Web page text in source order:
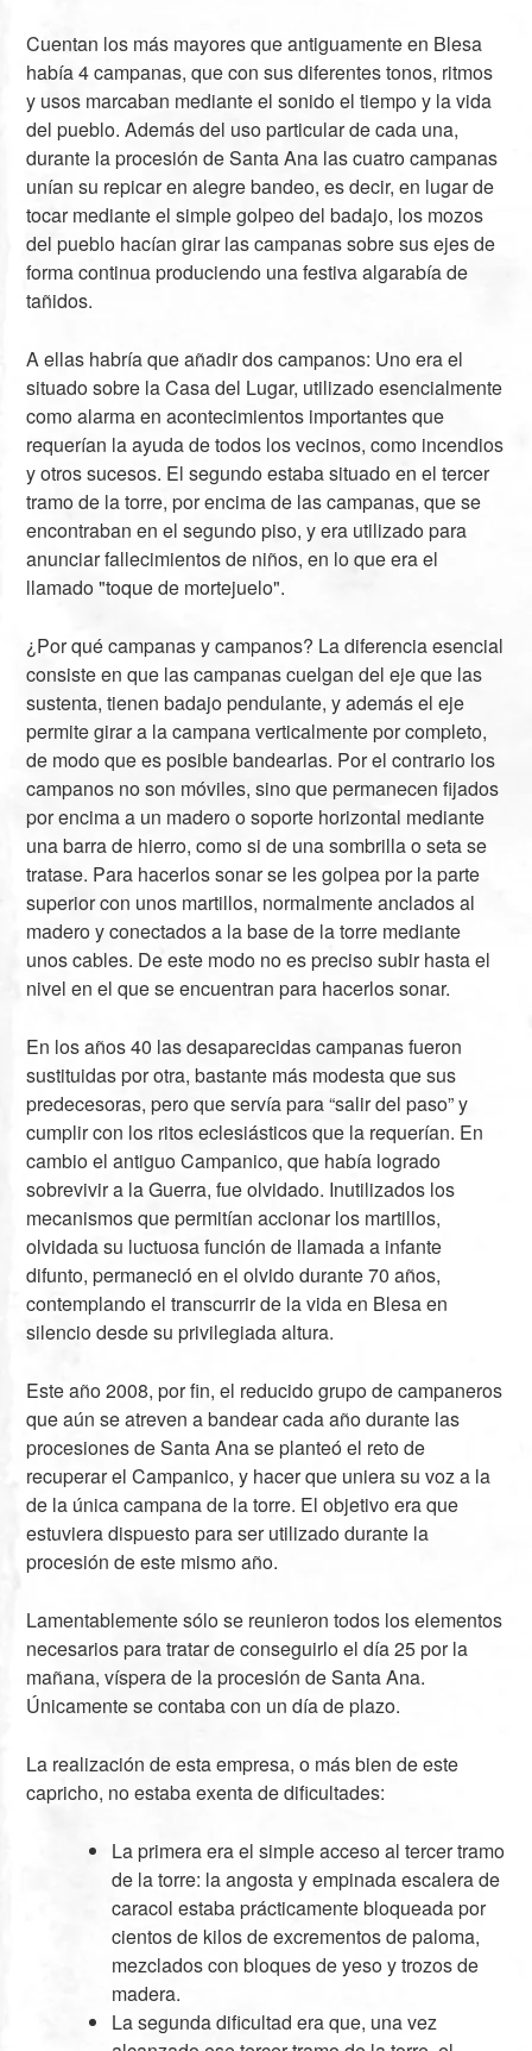
Cuentan los más mayores que antiguamente en Blesa
había 4 campanas, que con sus diferentes tonos, ritmos
y usos marcaban mediante el sonido el tiempo y la vida
del pueblo. Además del uso particular de cada una,
durante la procesión de Santa Ana las cuatro campanas
unían su repicar en alegre bandeo, es decir, en lugar de
tocar mediante el simple golpeo del badajo, los mozos
del pueblo hacían girar las campanas sobre sus ejes de
forma continua produciendo una festiva algarabía de
tañidos.
A ellas habría que añadir dos campanos: Uno era el
situado sobre la Casa del Lugar, utilizado esencialmente
como alarma en acontecimientos importantes que
requerían la ayuda de todos los vecinos, como incendios
y otros sucesos. El segundo estaba situado en el tercer
tramo de la torre, por encima de las campanas, que se
encontraban en el segundo piso, y era utilizado para
anunciar fallecimientos de niños, en lo que era el
llamado "toque de mortejuelo".
¿Por qué campanas y campanos? La diferencia esencial
consiste en que las campanas cuelgan del eje que las
sustenta, tienen badajo pendulante, y además el eje
permite girar a la campana verticalmente por completo,
de modo que es posible bandearlas. Por el contrario los
campanos no son móviles, sino que permanecen fijados
por encima a un madero o soporte horizontal mediante
una barra de hierro, como si de una sombrilla o seta se
tratase. Para hacerlos sonar se les golpea por la parte
superior con unos martillos, normalmente anclados al
madero y conectados a la base de la torre mediante
unos cables. De este modo no es preciso subir hasta el
nivel en el que se encuentran para hacerlos sonar.
En los años 40 las desaparecidas campanas fueron
sustituidas por otra, bastante más modesta que sus
predecesoras, pero que servía para “salir del paso” y
cumplir con los ritos eclesiásticos que la requerían. En
cambio el antiguo Campanico, que había logrado
sobrevivir a la Guerra, fue olvidado. Inutilizados los
mecanismos que permitían accionar los martillos,
olvidada su luctuosa función de llamada a infante
difunto, permaneció en el olvido durante 70 años,
contemplando el transcurrir de la vida en Blesa en
silencio desde su privilegiada altura.
Este año 2008, por fin, el reducido grupo de campaneros
que aún se atreven a bandear cada año durante las
procesiones de Santa Ana se planteó el reto de
recuperar el Campanico, y hacer que uniera su voz a la
de la única campana de la torre. El objetivo era que
estuviera dispuesto para ser utilizado durante la
procesión de este mismo año.
Lamentablemente sólo se reunieron todos los elementos
necesarios para tratar de conseguirlo el día 25 por la
mañana, víspera de la procesión de Santa Ana.
Únicamente se contaba con un día de plazo.
La realización de esta empresa, o más bien de este
capricho, no estaba exenta de dificultades:
La primera era el simple acceso al tercer tramo
de la torre: la angosta y empinada escalera de
caracol estaba prácticamente bloqueada por
cientos de kilos de excrementos de paloma,
mezclados con bloques de yeso y trozos de
madera.
La segunda dificultad era que, una vez